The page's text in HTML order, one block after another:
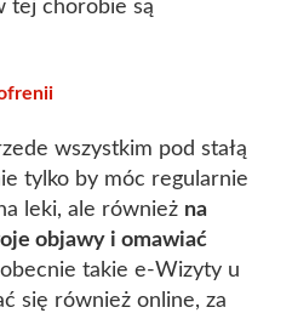
tej chorobie są
wszystkim pod stałą
tylko by móc regularnie
leki, ale również na
objawy i omawiać
takie e-Wizyty u
się również online, za